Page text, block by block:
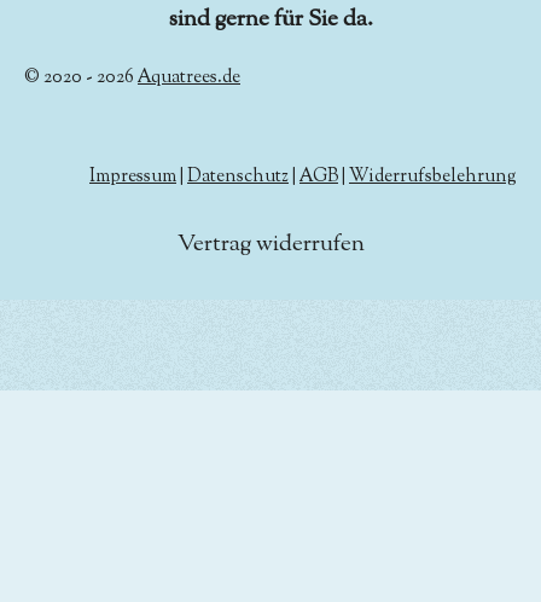
sind gerne für Sie da.
© 2020 - 2026Aquatrees.de
Impressum Datenschutz AGB Widerrufsbelehrung
Vertrag widerrufen